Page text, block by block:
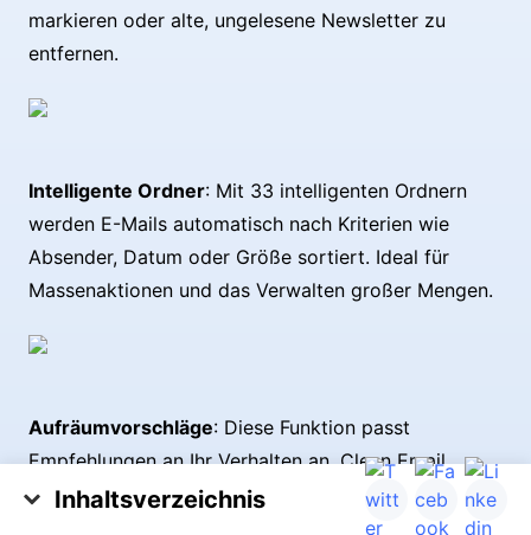
Inhaltsverzeichnis
Müssen E-Mails einen Abmeldelink enthalten?
markieren oder alte, ungelesene Newsletter zu
entfernen.
Intelligente Ordner: Mit 33 intelligenten Ordnern
werden E-Mails automatisch nach Kriterien wie
Absender, Datum oder Größe sortiert. Ideal für
Massenaktionen und das Verwalten großer Mengen.
Aufräumvorschläge: Diese Funktion passt
Empfehlungen an Ihr Verhalten an. Clean Email
schlägt smarte Aktionen vor — z. B. Abbestellen
eines selten gelesenen Newsletters oder Archivieren